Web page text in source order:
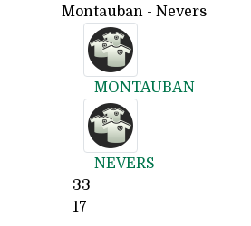
Montauban - Nevers
MONTAUBAN
NEVERS
33
17